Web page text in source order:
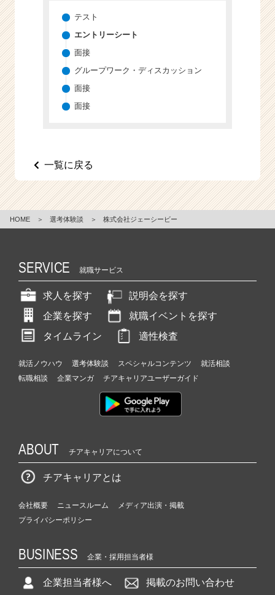
テスト
エントリーシート
面接
グループワーク・ディスカッション
面接
面接
一覧に戻る
HOME ＞ 選考体験談 ＞ 株式会社ジェーシービー
SERVICE 就職サービス
求人を探す
説明会を探す
企業を探す
就職イベントを探す
タイムライン
適性検査
就活ノウハウ 選考体験談 スペシャルコンテンツ
就活相談
転職相談
企業マンガ チアキャリアユーザーガイド
ABOUT チアキャリアについて
チアキャリアとは
会社概要 ニュースルーム
メディア出演・掲載
プライバシーポリシー
BUSINESS 企業・採用担当者様
企業担当者様へ 掲載のお問い合わせ